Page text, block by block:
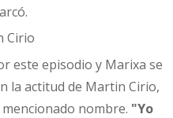
Cirio
este episodio y Marixa se
la actitud de Martin Cirio,
nombre. "Yo